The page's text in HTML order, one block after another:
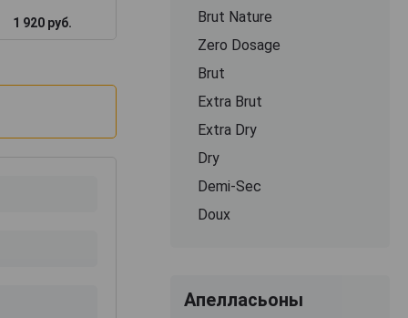
1 920 руб. 1 717 руб.
Brut Nature
Zero Dosage
Brut
Extra Brut
Extra Dry
Dry
Demi-Sec
Doux
Апелласьоны